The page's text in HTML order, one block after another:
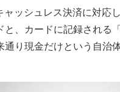
ッシュレス決済に対応
と、カードに記録される
通り現金だけという自治